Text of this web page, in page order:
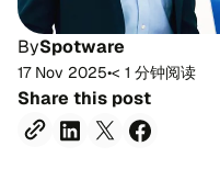
BySpotware
17 Nov 2025•< 1 分钟阅读
Share this post